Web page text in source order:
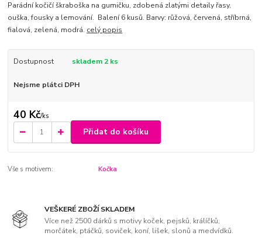
Parádní kočičí škraboška na gumičku, zdobená zlatými detaily řasy,
ouška, fousky a lemování. Balení 6 kusů. Barvy: růžová, červená, stříbrná,
fialová, zelená, modrá. celý popis
Dostupnost skladem 2 ks
Nejsme plátci DPH
40 Kč/ks
Přidat do košíku
Vše s motivem: Kočka
VEŠKERÉ ZBOŽÍ SKLADEM
Více než 2500 dárků s motivy koček, pejsků, králíčků,
morčátek, ptáčků, soviček, koní, lišek, slonů a medvídků.